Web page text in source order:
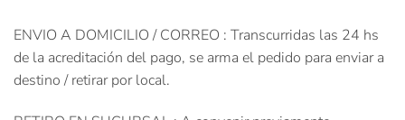
ENVIO A DOMICILIO / CORREO : Transcurridas las 24 hs
de la acreditación del pago, se arma el pedido para enviar a
destino / retirar por local.